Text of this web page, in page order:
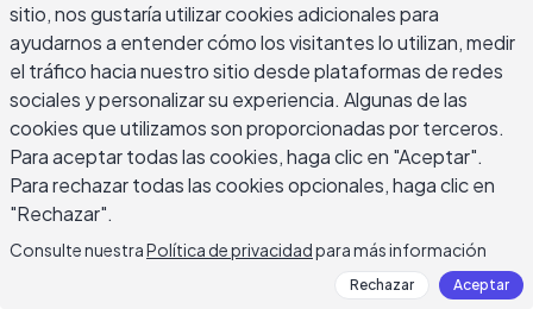
genuinamente ocupados, no ignorándolo, y un
correo de seguimiento bien cronometrado y bien
escrito para su propuesta mantiene su envío
visible sin crear presión en la relación. Si el timing
es incorrecto o envía un mensaje que no agrega
valor, corre el riesgo de convertir un cliente
potencial cálido en uno frío en el momento
seguimiento a una propuesta de negocios, qué
decir, qué líneas de asunto funcionan, cuántas
sitio, nos gustaría utilizar cookies adicionales para
ayudarnos a entender cómo los visitantes lo utilizan, medir
el tráfico hacia nuestro sitio desde plataformas de redes
sociales y personalizar su experiencia. Algunas de las
cookies que utilizamos son proporcionadas por terceros.
Para aceptar todas las cookies, haga clic en "Aceptar".
Para rechazar todas las cookies opcionales, haga clic en
"Rechazar".
Consulte nuestraPolítica de privacidadpara más información
Rechazar Aceptar